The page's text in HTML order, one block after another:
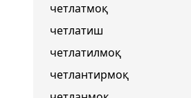
четлатмоқ
четлатиш
четлатилмоқ
четлантирмоқ